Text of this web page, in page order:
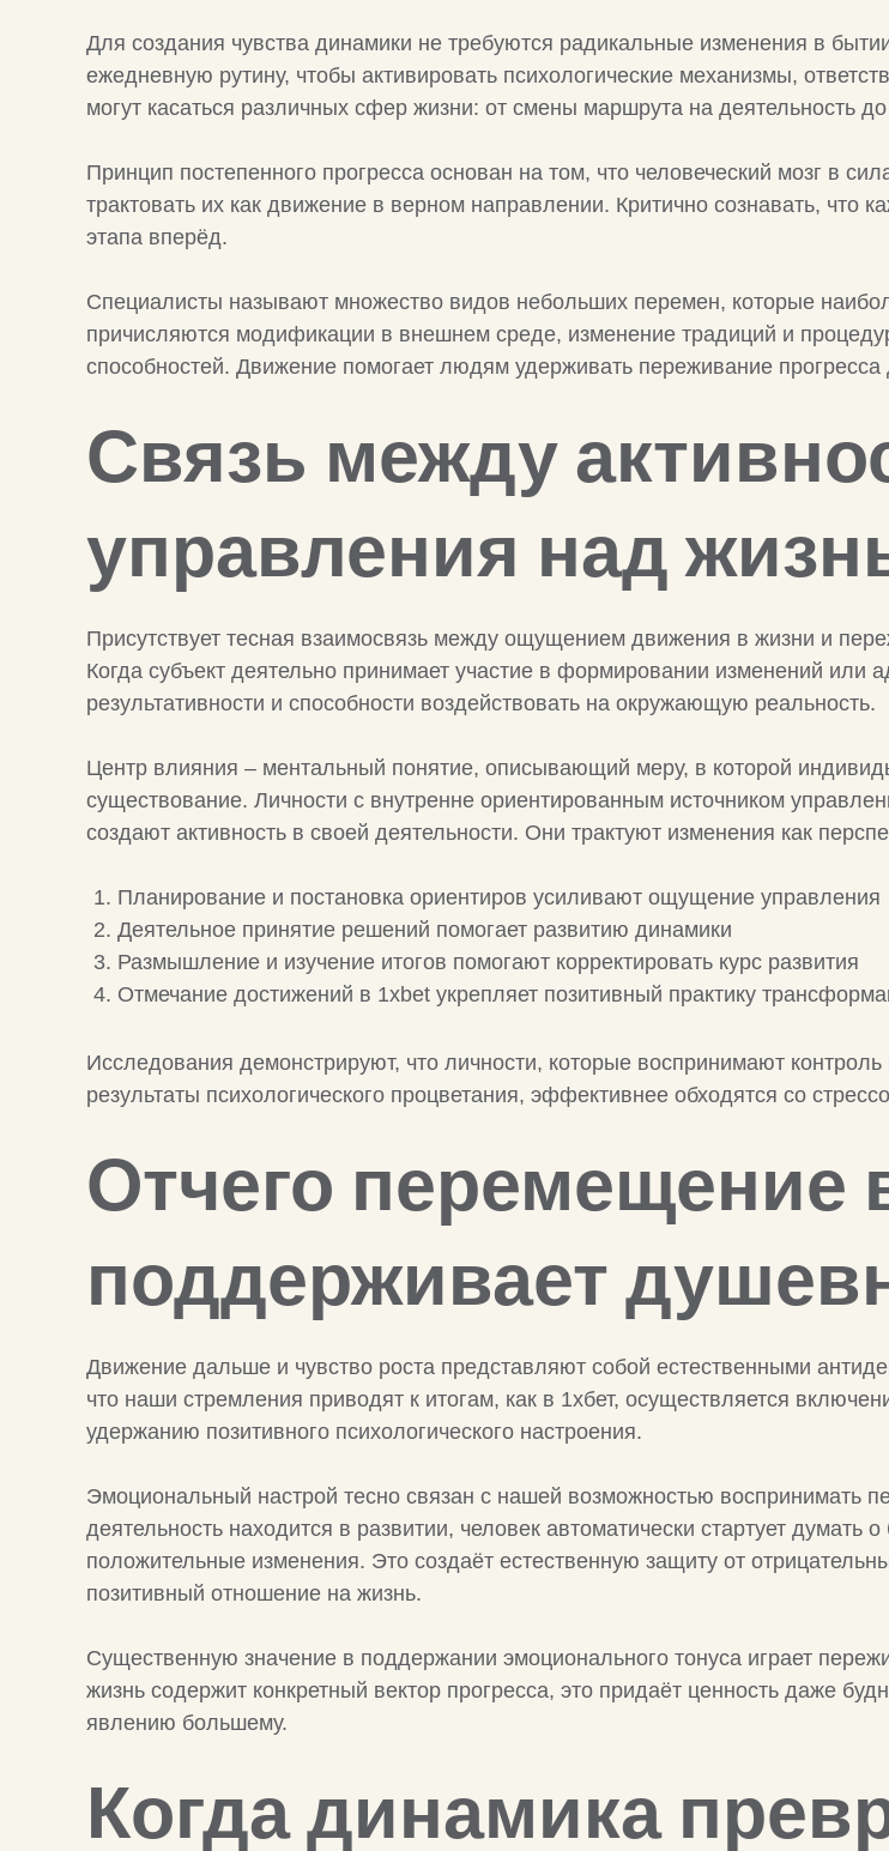
Для создания чувства динамики не требуются радикальные изменения в
ежедневную рутину, чтобы активировать психологические механизмы,
могут касаться различных сфер жизни: от смены маршрута на деятельность
Принцип постепенного прогресса основан на том, что человеческий мозг в
трактовать их как движение в верном направлении. Критично сознавать,
этапа вперёд.
Специалисты называют множество видов небольших перемен, которые
причисляются модификации в внешнем среде, изменение традиций и
способностей. Движение помогает людям удерживать переживание
Связь между
управления над
Присутствует тесная взаимосвязь между ощущением движения в жизни и
Когда субъект деятельно принимает участие в формировании изменений или
результативности и способности воздействовать на окружающую реальность.
Центр влияния – ментальный понятие, описывающий меру, в которой
существование. Личности с внутренне ориентированным источником
создают активность в своей деятельности. Они трактуют изменения как
Планирование и постановка ориентиров усиливают ощущение управления
Деятельное принятие решений помогает развитию динамики
Размышление и изучение итогов помогают корректировать курс развития
Отмечание достижений в 1xbet укрепляет позитивный практику
Исследования демонстрируют, что личности, которые воспринимают
результаты психологического процветания, эффективнее обходятся со
Отчего перемещение
поддерживает
Движение дальше и чувство роста представляют собой естественными
что наши стремления приводят к итогам, как в 1хбет, осуществляется
удержанию позитивного психологического настроения.
Эмоциональный настрой тесно связан с нашей возможностью воспринимать
деятельность находится в развитии, человек автоматически стартует
положительные изменения. Это создаёт естественную защиту от
позитивный отношение на жизнь.
Существенную значение в поддержании эмоционального тонуса играет
жизнь содержит конкретный вектор прогресса, это придаёт ценность даже
явлению большему.
Когда динамика